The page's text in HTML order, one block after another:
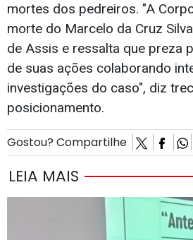
mortes dos pedreiros. "A
morte do Marcelo da Cruz
de Assis e ressalta que preza
de suas ações colaborando
investigações do caso", diz
posicionamento.
Gostou? Compartilhe
LEIA MAIS